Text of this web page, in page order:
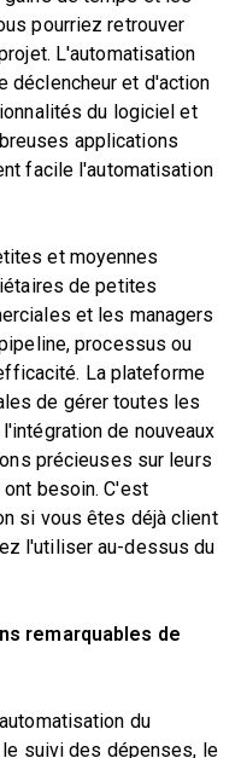
pourriez retrouver
L'automatisation
déclencheur et d'action
du logiciel et
applications
facile l'automatisation
et moyennes
de petites
et les managers
processus ou
La plateforme
de gérer toutes les
de nouveaux
précieuses sur leurs
besoin. C'est
si vous êtes déjà client
l'utiliser au-dessus du
remarquables de
du
suivi des dépenses, le